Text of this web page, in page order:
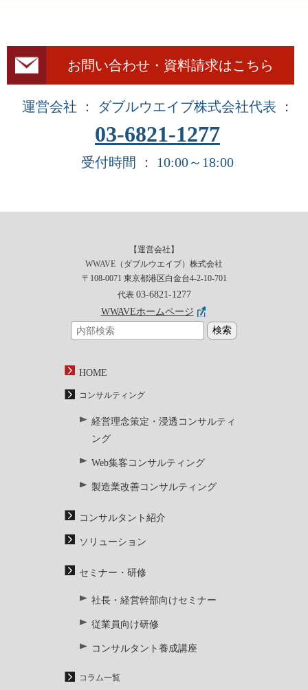
お問い合わせ・資料請求はこちら
運営会社 ： ダブルウエイブ株式会社代表 ：
03-6821-1277
受付時間 ： 10:00～18:00
【運営会社】
WWAVE（ダブルウエイブ）株式会社
〒108-0071 東京都港区白金台4-2-10-701
代表 03-6821-1277
WWAVEホームページ
HOME
コンサルティング
経営理念策定・浸透コンサルティ
ング
Web集客コンサルティング
製造業改善コンサルティング
コンサルタント紹介
ソリューション
セミナー・研修
社長・経営幹部向けセミナー
従業員向け研修
コンサルタント養成講座
コラム一覧